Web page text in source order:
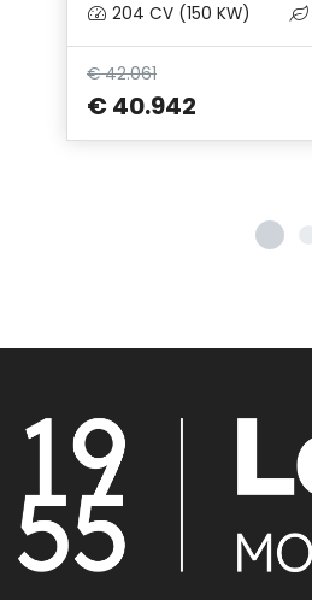
204 CV (150 KW)
€ 42.061
€ 40.942